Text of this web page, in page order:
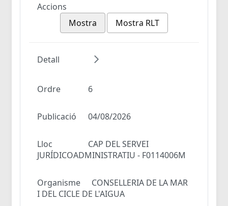
Accions
Mostra
Mostra RLT
Detall
Ordre 6
Publicació 04/08/2026
Lloc
CAP DEL SERVEI
JURÍDICOADMINISTRATIU - F0114006M
Organisme
CONSELLERIA DE LA MAR
I DEL CICLE DE L'AIGUA